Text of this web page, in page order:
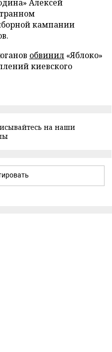
Алексей
кампании
обвинил «Яблоко»
киевского
на наши